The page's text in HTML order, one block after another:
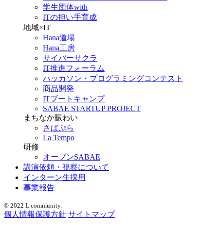
学生団体with
ITの担い手育成
地域×IT
Hana道場
Hana工房
サイバーサクラ
IT推進フォーラム
ハッカソン・プログラミングコンテスト
商品開発
ITブートキャンプ
SABAE STARTUP PROJECT
まちなか賑わい
さばぷら
La Tempo
研修
オープンSABAE
講演依頼・視察について
インターン生採用
事業報告
© 2022 L community.
個人情報保護方針 サイトマップ